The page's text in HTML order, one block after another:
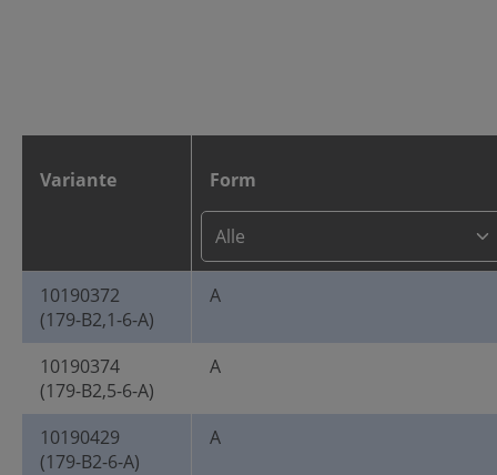
Variante Form
10190372
(179-B2,1-6-A)
A
10190374
(179-B2,5-6-A)
A
10190429
(179-B2-6-A)
A